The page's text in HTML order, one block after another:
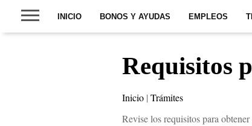
INICIO BONOS Y AYUDAS EMPLEOS
Requisitos
Inicio |Trámites
Revise los requisitos para